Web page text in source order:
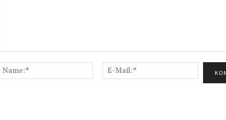
Name:*
Mail:*